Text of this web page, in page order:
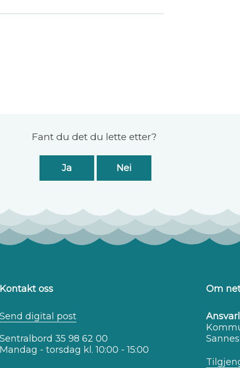
Fant du det du lette etter?
Ja Nei
Kontakt oss
Send digital post
Sentralbord 35 98 62 00
Mandag - torsdag kl. 10:00 - 15:00
Om
Sannes